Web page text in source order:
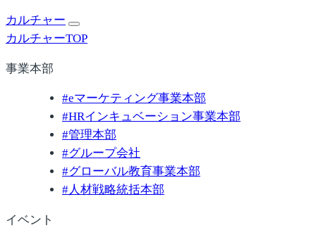
カルチャー
カルチャーTOP
事業本部
#eマーケティング事業本部
#HRインキュベーション事業本部
#管理本部
#グループ会社
#グローバル教育事業本部
#人材戦略統括本部
イベント